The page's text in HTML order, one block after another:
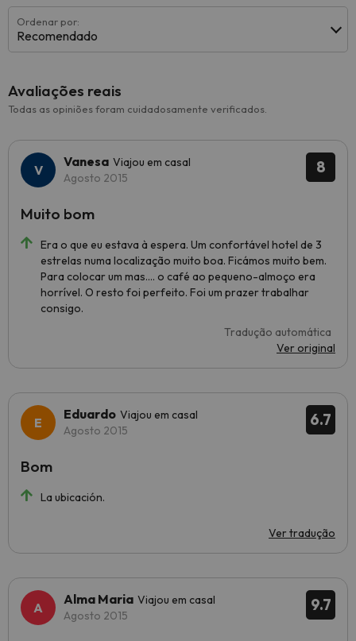
Ordenar por:
Recomendado
Avaliações reais
Todas as opiniões foram cuidadosamente verificados.
8
Vanesa Viajou em casal
Agosto 2015
Era o que eu estava à espera. Um confortável hotel de 3
estrelas numa localização muito boa. Ficámos muito bem.
Para colocar um mas.... o café ao pequeno-almoço era
horrível. O resto foi perfeito. Foi um prazer trabalhar
consigo.
Tradução automática
Ver original
Muito bom
6.7
Eduardo Viajou em casal
Agosto 2015
La ubicación.
Ver tradução
Bom
9.7
Alma Maria Viajou em casal
Agosto 2015